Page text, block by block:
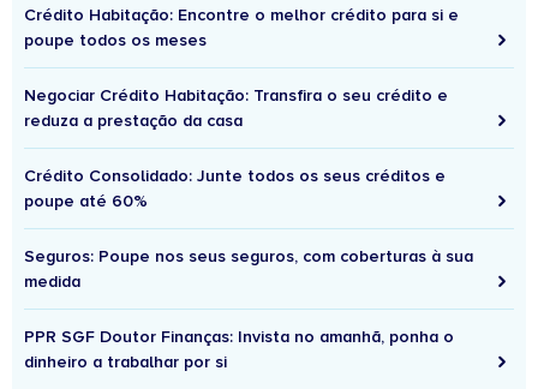
Crédito Habitação: Encontre o melhor crédito para si e
poupe todos os meses
Negociar Crédito Habitação: Transfira o seu crédito e
reduza a prestação da casa
Crédito Consolidado: Junte todos os seus créditos e
poupe até 60%
Seguros: Poupe nos seus seguros, com coberturas à sua
medida
PPR SGF Doutor Finanças: Invista no amanhã, ponha o
dinheiro a trabalhar por si